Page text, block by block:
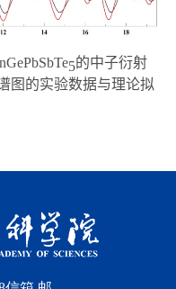
5的中子衍射
图的实验数据与理论拟